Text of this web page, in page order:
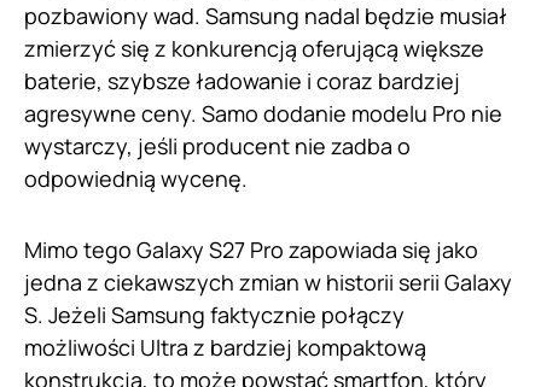
pozbawiony wad. Samsung nadal będzie musiał
zmierzyć się z konkurencją oferującą większe
baterie, szybsze ładowanie i coraz bardziej
agresywne ceny. Samo dodanie modelu Pro nie
wystarczy, jeśli producent nie zadba o
odpowiednią wycenę.
Mimo tego Galaxy S27 Pro zapowiada się jako
jedna z ciekawszych zmian w historii serii Galaxy
S. Jeżeli Samsung faktycznie połączy
możliwości Ultra z bardziej kompaktową
konstrukcją, to może powstać smartfon, który